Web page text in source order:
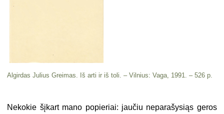
Algirdas Julius Greimas. Iš arti ir iš toli. – Vilnius: Vaga, 1991. – 526 p.
Nekokie šįkart mano popieriai: jau­čiu neparašysiąs geros